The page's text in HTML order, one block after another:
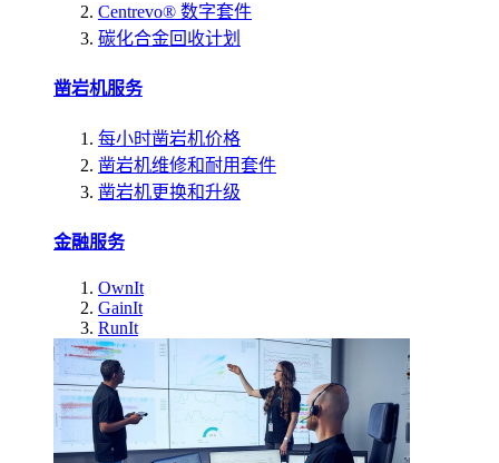
Centrevo® 数字套件
碳化合金回收计划
凿岩机服务
每小时凿岩机价格
凿岩机维修和耐用套件
凿岩机更换和升级
金融服务
OwnIt
GainIt
RunIt